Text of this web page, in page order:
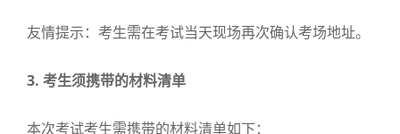
友情提示：考生需在考试当天现场再次确认考场地址。
3. 考生须携带的材料清单
本次考试考生需携带的材料清单如下：